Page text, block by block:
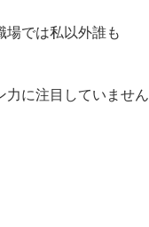
場では私以外誰も
力に注目していません